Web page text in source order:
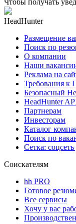
HeadHunter
Размещение
Поиск по
О компании
Наши
Реклама на
Требования к
Безопасный
HeadHunter
Партнерам
Инвесторам
Каталог
Поиск по
Сетка:
Соискателям
hh PRO
Готовое
Все сервисы
Хочу у вас